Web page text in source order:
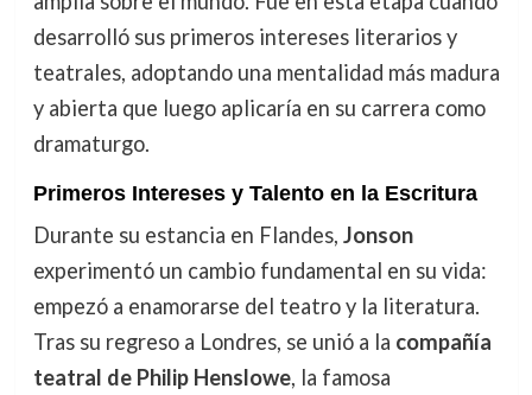
desarrolló sus primeros intereses literarios y
teatrales, adoptando una mentalidad más madura
y abierta que luego aplicaría en su carrera como
dramaturgo.
Primeros Intereses y Talento en la Escritura
Durante su estancia en Flandes, Jonson
experimentó un cambio fundamental en su vida:
empezó a enamorarse del teatro y la literatura.
Tras su regreso a Londres, se unió a la compañía
teatral de Philip Henslowe, la famosa